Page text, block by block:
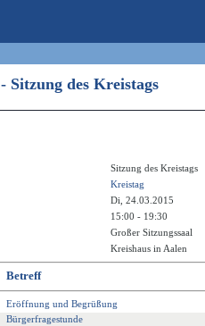
Sitzung des Kreistags
Sitzung des Kreistags
Kreistag
Di, 24.03.2015
15:00 - 19:30
Großer Sitzungssaal
Kreishaus in Aalen
Betreff
Eröffnung und Begrüßung
Bürgerfragestunde